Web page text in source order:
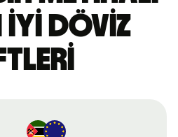
iyi döviz